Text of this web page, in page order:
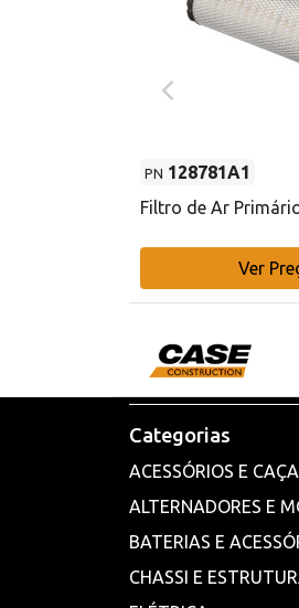
PN 128781A1
Filtro de Ar
Ver
Categorias
ACESSÓRIOS E
ALTERNADORES E
BATERIAS E
CHASSI E